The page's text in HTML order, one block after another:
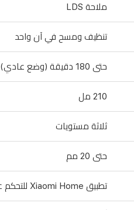
ملاحة LDS
تنظيف ومسح في آن واحد
حتى 180 دقيقة (وضع عادي)
210 مل
ثلاثة مستويات
حتى 20 مم
تطبيق Xiaomi Home للتحكم عن بعد